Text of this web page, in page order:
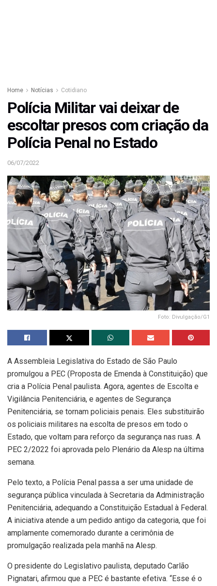
Home Notícias Cotidiano
Polícia Militar vai deixar de
escoltar presos com criação da
Polícia Penal no Estado
06/07/2022
Foto: Divulgação/G1
A Assembleia Legislativa do Estado de São Paulo
promulgou a PEC (Proposta de Emenda à Constituição) que
cria a Polícia Penal paulista. Agora, agentes de Escolta e
Vigilância Penitenciária, e agentes de Segurança
Penitenciária, se tornam policiais penais. Eles substituirão
os policiais militares na escolta de presos em todo o
Estado, que voltam para reforço da segurança nas ruas. A
PEC 2/2022 foi aprovada pelo Plenário da Alesp na última
semana.
Pelo texto, a Polícia Penal passa a ser uma unidade de
segurança pública vinculada à Secretaria da Administração
Penitenciária, adequando a Constituição Estadual à Federal.
A iniciativa atende a um pedido antigo da categoria, que foi
amplamente comemorado durante a cerimônia de
promulgação realizada pela manhã na Alesp.
O presidente do Legislativo paulista, deputado Carlão
Pignatari, afirmou que a PEC é bastante efetiva. “Esse é o